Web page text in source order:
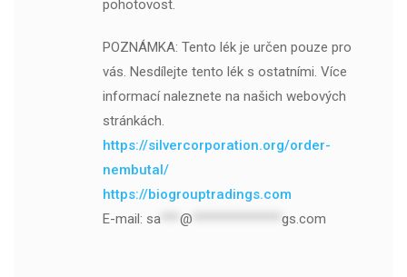
pohotovost.
POZNÁMKA: Tento lék je určen pouze pro
vás. Nesdílejte tento lék s ostatními. Více
informací naleznete na našich webových
stránkách.
https://silvercorporation.org/order-
nembutal/
https://biogrouptradings.com
E-mail: sa @ gs.com